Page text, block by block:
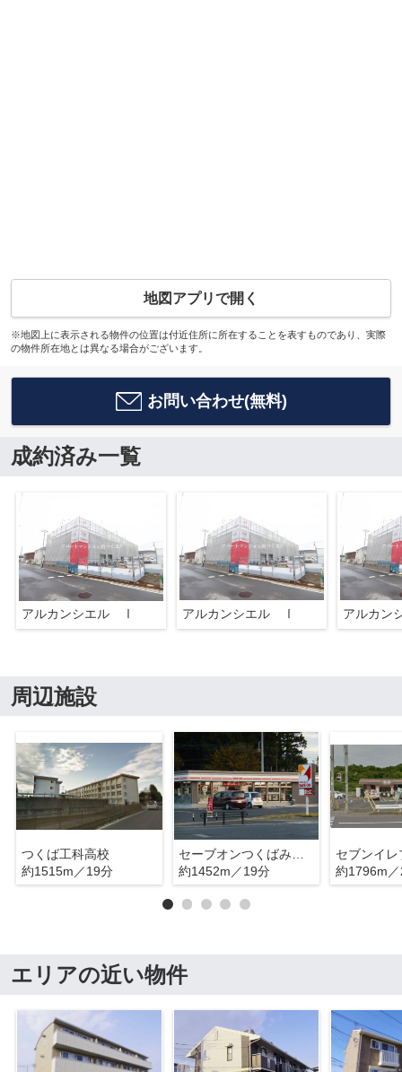
地図アプリで開く
※地図上に表示される物件の位置は付近住所に所在することを表すものであり、実際
の物件所在地とは異なる場合がございます。
お問い合わせ(無料)
成約済み一覧
アルカンシエル Ⅰ アルカンシエル Ⅰ アルカ
周辺施設
つくば工科高校
約1515m／19分
約1452m／19分
約1796m
エリアの近い物件